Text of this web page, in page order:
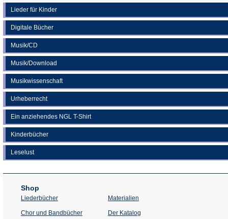
Lieder für Kinder
Digitale Bücher
Musik/CD
Musik/Download
Musikwissenschaft
Urheberrecht
Ein anziehendes NGL T-Shirt
Kinderbücher
Leselust
Shop
Liederbücher
Chor und Bandbücher
Materialien
Der Katalog